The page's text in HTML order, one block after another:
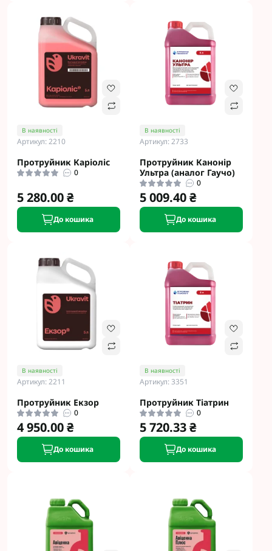
В наявності
Артикул: 2210
Протруйник Каріоліс
0
5 280.00 ₴
До кошика
В наявності
Артикул: 2733
Протруйник Канонір
Ультра (аналог Гаучо)
0
5 009.40 ₴
До кошика
В наявності
Артикул: 2211
Протруйник Екзор
0
4 950.00 ₴
До кошика
В наявності
Артикул: 3351
Протруйник Тіатрин
0
5 720.33 ₴
До кошика